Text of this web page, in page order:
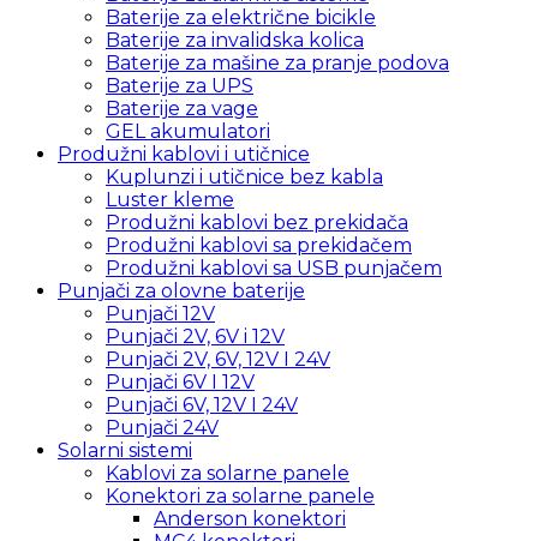
Baterije za električne bicikle
Baterije za invalidska kolica
Baterije za mašine za pranje podova
Baterije za UPS
Baterije za vage
GEL akumulatori
Produžni kablovi i utičnice
Kuplunzi i utičnice bez kabla
Luster kleme
Produžni kablovi bez prekidača
Produžni kablovi sa prekidačem
Produžni kablovi sa USB punjačem
Punjači za olovne baterije
Punjači 12V
Punjači 2V, 6V i 12V
Punjači 2V, 6V, 12V I 24V
Punjači 6V I 12V
Punjači 6V, 12V I 24V
Punjači 24V
Solarni sistemi
Kablovi za solarne panele
Konektori za solarne panele
Anderson konektori